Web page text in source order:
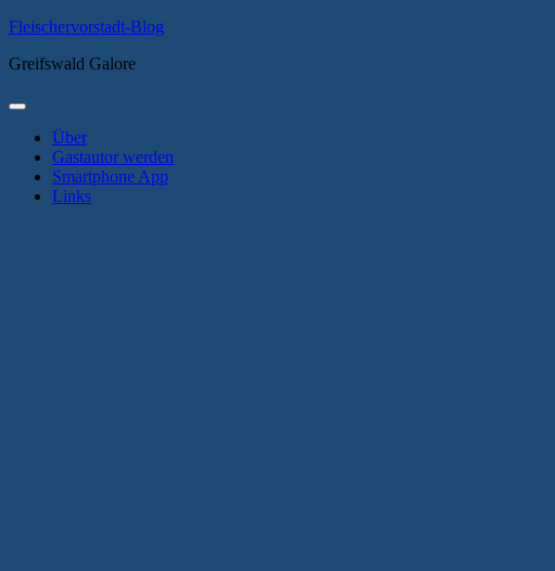
Zum
springen
Fleischervorstadt-Blog
Greifswald Galore
Primäres
Über
Gastautor werden
Smartphone App
Links